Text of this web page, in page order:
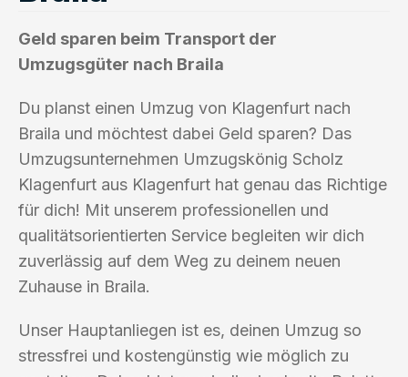
Geld sparen beim Transport der
Umzugsgüter nach Braila
Du planst einen Umzug von Klagenfurt nach
Braila und möchtest dabei Geld sparen? Das
Umzugsunternehmen Umzugskönig Scholz
Klagenfurt aus Klagenfurt hat genau das Richtige
für dich! Mit unserem professionellen und
qualitätsorientierten Service begleiten wir dich
zuverlässig auf dem Weg zu deinem neuen
Zuhause in Braila.
Unser Hauptanliegen ist es, deinen Umzug so
stressfrei und kostengünstig wie möglich zu